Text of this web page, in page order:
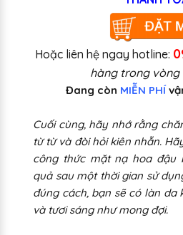
Hoặc liên hệ ngay hotline:
hàng trong vòng
Đang còn MIỄN PHÍ
Cuối cùng, hãy nhớ rằng
từ từ và đòi hỏi kiên nhẫn.
công thức mặt nạ hoa đậu
quả sau một thời gian sử
đúng cách, bạn sẽ có làn da
và tươi sáng như mong đợi.